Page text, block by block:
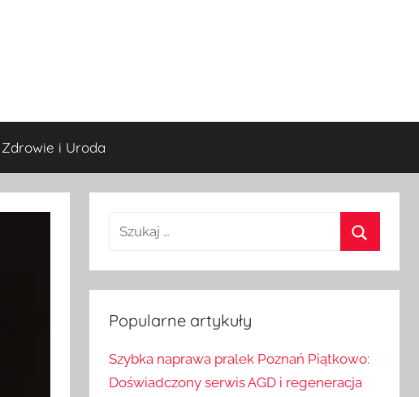
Zdrowie i Uroda
u
k
a
:
a
j
Popularne artykuły
Szybka naprawa pralek Poznań Piątkowo:
Doświadczony serwis AGD i regeneracja